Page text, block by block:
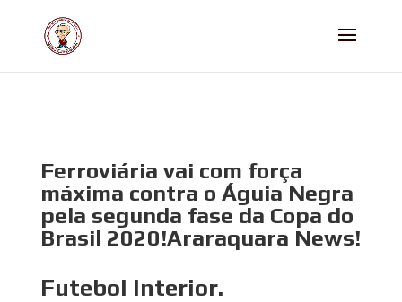
Ferroviária vai com força
máxima contra o Águia Negra
pela segunda fase da Copa do
Brasil 2020!Araraquara News!
Futebol Interior.